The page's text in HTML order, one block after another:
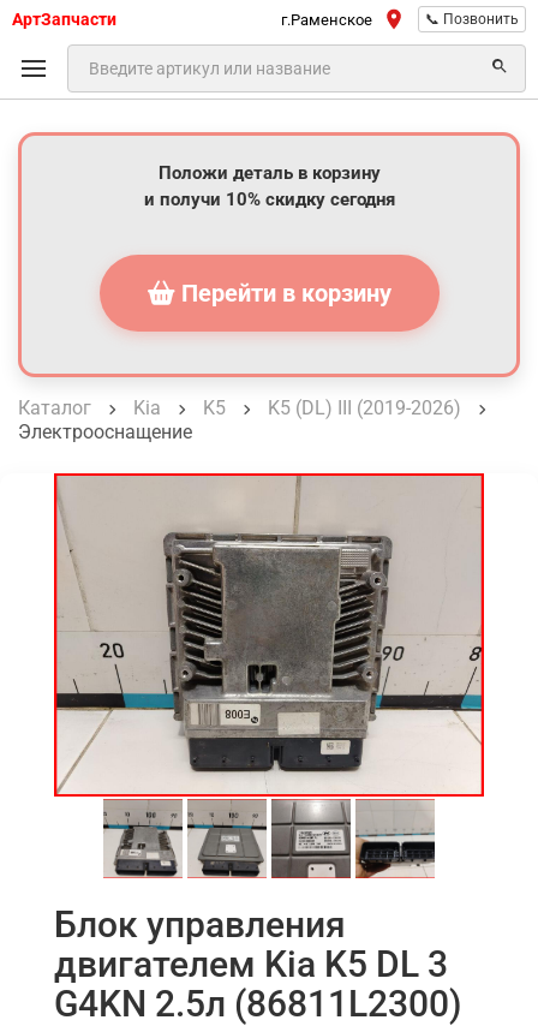
АртЗапчасти г.Раменское 📞 Позвонить
Положи деталь в корзину
и получи 10% скидку сегодня
Перейти в корзину
Каталог Kia K5
K5 (DL) III (2019-2026)
Электрооснащение
Блок управления
двигателем Kia K5 DL 3
G4KN 2.5л (86811L2300)